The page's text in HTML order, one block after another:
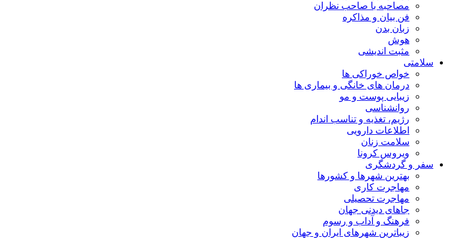
مصاحبه با صاحب نظران
فن بیان و مذاکره
زبان بدن
هوش
مثبت اندیشی
سلامتی
خواص خوراکی ها
درمان های خانگی و بیماری ها
زیبایی پوست و مو
روانشناسی
رژیم، تغذیه و تناسب اندام
اطلاعات دارویی
سلامت زنان
ویروس کرونا
سفر و گردشگری
بهترین شهرها و کشورها
مهاجرت کاری
مهاجرت تحصیلی
جاهای دیدنی جهان
فرهنگ و آداب و رسوم
زیباترین شهرهای ایران و جهان